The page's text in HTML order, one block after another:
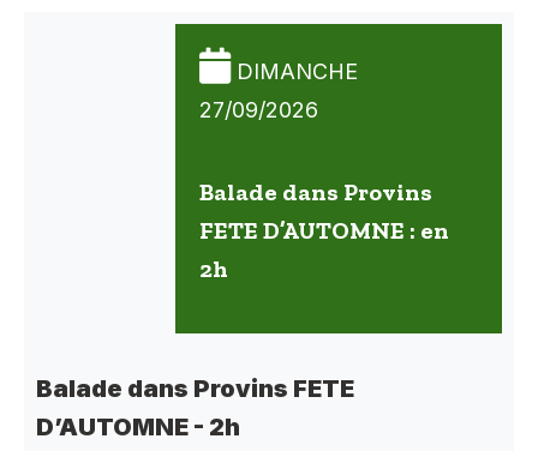
DIMANCHE
27/09/2026
Balade dans Provins
FETE D’AUTOMNE : en
2h
Balade dans Provins FETE
D’AUTOMNE - 2h